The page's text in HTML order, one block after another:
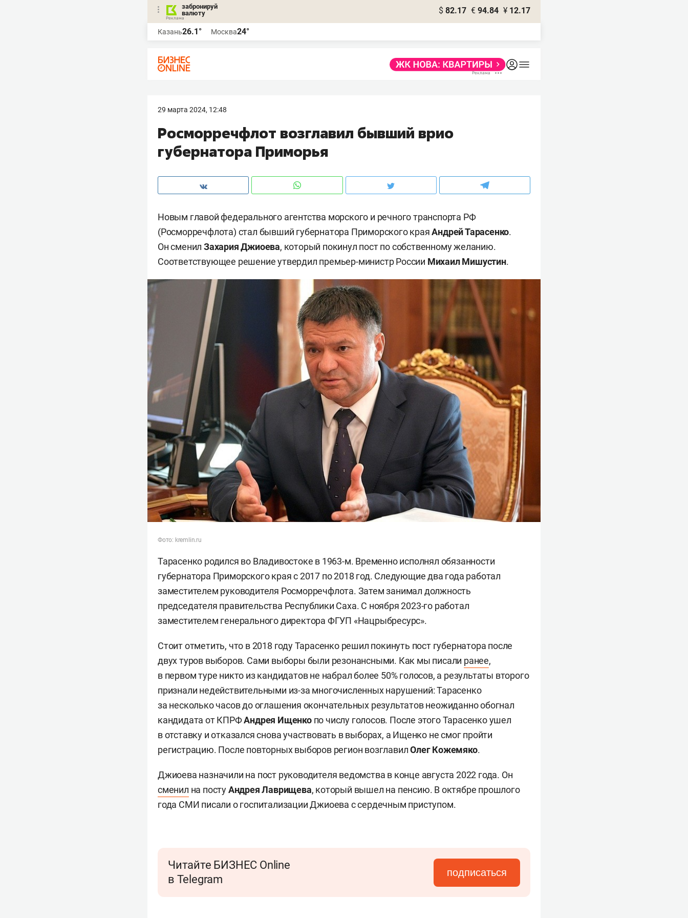
забронируй
валюту
$ 82.17 € 94.84 ¥ 12.17
Казань26.1° Москва24°
29 марта 2024, 12:48
Росморречфлот возглавил бывший врио
губернатора Приморья
Новым главой федерального агентства морского и речного транспорта РФ
(Росморречфлота) стал бывший губернатора Приморского краяАндрей Тарасенко.
Он сменилЗахария Джиоева, который покинул пост по собственному желанию.
Соответствующее решение утвердил премьер-министр России Михаил Мишустин.
Фото: kremlin.ru
Тарасенко родился во Владивостоке в 1963-м. Временно исполнял обязанности
губернатора Приморского края с 2017 по 2018 год. Следующие два года работал
заместителем руководителя Росморречфлота. Затем занимал должность
председателя правительства Республики Саха. С ноября 2023-го работал
заместителем генерального директора ФГУП «Нацрыбресурс».
Стоит отметить, что в 2018 году Тарасенко решил покинуть пост губернатора после
двух туров выборов. Сами выборы были резонансными. Как мы писали ранее,
в первом туре никто из кандидатов не набрал более 50% голосов, а результаты второго
признали недействительными из-за многочисленных нарушений: Тарасенко
за несколько часов до оглашения окончательных результатов неожиданно обогнал
кандидата от КПРФАндрея Ищенкопо числу голосов. После этого Тарасенко ушел
в отставку и отказался снова участвовать в выборах, а Ищенко не смог пройти
регистрацию. После повторных выборов регион возглавилОлег Кожемяко.
Джиоева назначили на пост руководителя ведомства в конце августа 2022 года. Он
сменил на постуАндрея Лаврищева, который вышел на пенсию. В октябре прошлого
года СМИ писали о госпитализации Джиоева с сердечным приступом.
Читайте БИЗНЕС Online
в Telegram
подписаться